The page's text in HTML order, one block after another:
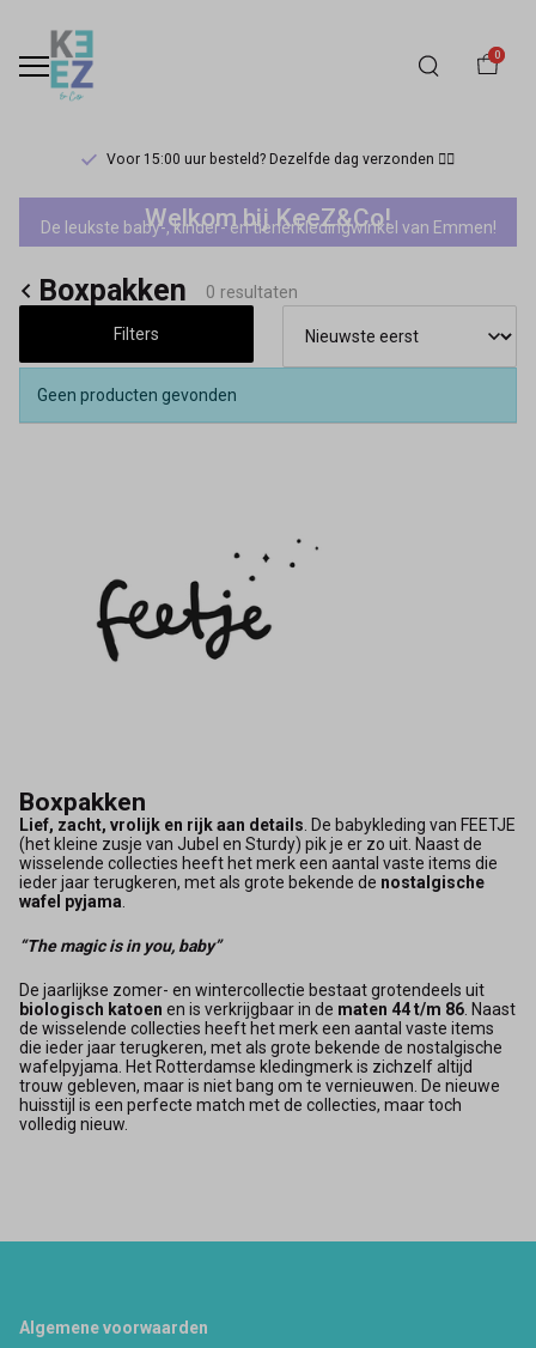
0
Voor 15:00 uur besteld? Dezelfde dag verzonden 🏃‍♀️
Feetje
mini
jongens
boxpakken
Welkom bij KeeZ&Co!
De leukste baby-, kinder- en tienerkledingwinkel van Emmen!
Boxpakken 0 resultaten
Filters
Geen producten gevonden
Boxpakken
Lief, zacht, vrolijk en rijk aan details . De babykle­ding van FEETJE
(het kleine zusje van Jubel en Sturdy) pik je er zo uit. Naast de
wisselende collecties heeft het merk een aantal vaste items die
ieder jaar terugkeren, met als grote bekende de nostalgische
wafel pyjama
“The magic is in you, baby”
De jaarlijkse zomer- en wintercollectie bestaat grotendeels uit
biologisch katoen en is verkrijgbaar in de maten 44 t/m 86 . Naast
de wisselende collecties heeft het merk een aantal vaste items
die ieder jaar terugkeren, met als grote bekende de nostalgische
wafelpyjama. Het Rotterdamse kledingmerk is zichzelf altijd
trouw gebleven, maar is niet bang om te vernieuwen. De nieuwe
huisstijl is een perfecte match met de collecties, maar toch
volledig nieuw.
Footer
Algemene voorwaarden